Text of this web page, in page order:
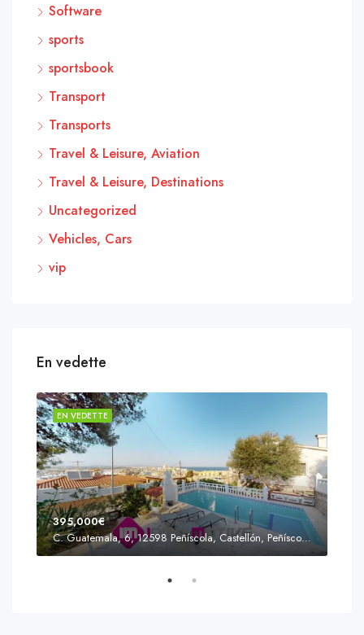
Software
sports
sportsbook
Transport
Transports
Travel & Leisure, Aviation
Travel & Leisure, Destinations
Uncategorized
Vehicles, Cars
vip
En vedette
EN VEDETTE
395,000€
C. Guatemala, 6, 12598 Peñíscola, Castellón, Peñíscola, Communauté valencienne